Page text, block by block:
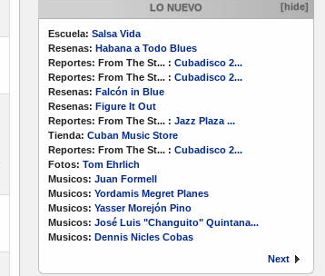
LO NUEVO [hide]
Escuela: Salsa Vida
Resenas: Habana a Todo Blues
Reportes: From The St... : Cubadisco 2...
Reportes: From The St... : Cubadisco 2...
Resenas: Falcón in Blue
Resenas: Figure It Out
Reportes: From The St... : Jazz Plaza ...
Tienda: Cuban Music Store
Reportes: From The St... : Cubadisco 2...
Fotos: Tom Ehrlich
Musicos: Juan Formell
Musicos: Yordamis Megret Planes
Musicos: Yasser Morejón Pino
Musicos: José Luis "Changuito" Quintana...
Musicos: Dennis Nicles Cobas
Next